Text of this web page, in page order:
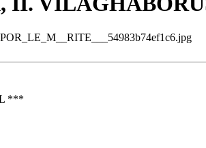
POR_LE_M__RITE___54983b74ef1c6.jpg
***